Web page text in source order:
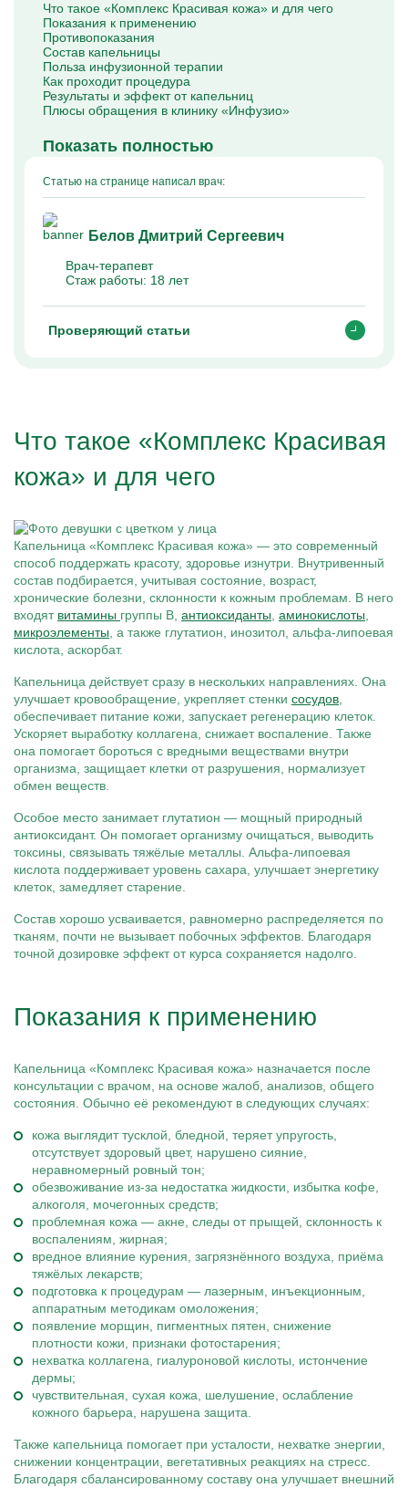
Капельницы Преднизолона
Цераксон капельница
Капельница Церебролизин
Капельница Мильгамма
Капельница Цефтриаксон
Капельница Ципрофлоксацин
Капельница Рингер
Что такое «Комплекс Красивая кожа» и для чего
Показания к применению
Противопоказания
Состав капельницы
Польза инфузионной терапии
Как проходит процедура
Результаты и эффект от капельниц
Плюсы обращения в клинику «Инфузио»
Показать полностью
Статью на странице написал врач:
Белов Дмитрий Сергеевич
Врач-терапевт
Стаж работы: 18 лет
Проверяющий статьи
Что такое «Комплекс Красивая
кожа» и для чего
Капельница «Комплекс Красивая кожа» — это современный
способ поддержать красоту, здоровье изнутри. Внутривенный
состав подбирается, учитывая состояние, возраст,
хронические болезни, склонности к кожным проблемам. В него
входят витамины группы B, антиоксиданты аминокислоты
микроэлементы , а также глутатион, инозитол, альфа-липоевая
кислота, аскорбат.
Капельница действует сразу в нескольких направлениях. Она
улучшает кровообращение, укрепляет стенки сосудов
обеспечивает питание кожи, запускает регенерацию клеток.
Ускоряет выработку коллагена, снижает воспаление. Также
она помогает бороться с вредными веществами внутри
организма, защищает клетки от разрушения, нормализует
обмен веществ.
Особое место занимает глутатион — мощный природный
антиоксидант. Он помогает организму очищаться, выводить
токсины, связывать тяжёлые металлы. Альфа-липоевая
кислота поддерживает уровень сахара, улучшает энергетику
клеток, замедляет старение.
Состав хорошо усваивается, равномерно распределяется по
тканям, почти не вызывает побочных эффектов. Благодаря
точной дозировке эффект от курса сохраняется надолго.
Показания к применению
Капельница «Комплекс Красивая кожа» назначается после
консультации с врачом, на основе жалоб, анализов, общего
состояния. Обычно её рекомендуют в следующих случаях:
кожа выглядит тусклой, бледной, теряет упругость,
отсутствует здоровый цвет, нарушено сияние,
неравномерный ровный тон;
обезвоживание из-за недостатка жидкости, избытка кофе,
алкоголя, мочегонных средств;
проблемная кожа — акне, следы от прыщей, склонность к
воспалениям, жирная;
вредное влияние курения, загрязнённого воздуха, приёма
тяжёлых лекарств;
подготовка к процедурам — лазерным, инъекционным,
аппаратным методикам омоложения;
появление морщин, пигментных пятен, снижение
плотности кожи, признаки фотостарения;
нехватка коллагена, гиалуроновой кислоты, истончение
дермы;
чувствительная, сухая кожа, шелушение, ослабление
кожного барьера, нарушена защита.
Также капельница помогает при усталости, нехватке энергии,
снижении концентрации, вегетативных реакциях на стресс.
Благодаря сбалансированному составу она улучшает внешний